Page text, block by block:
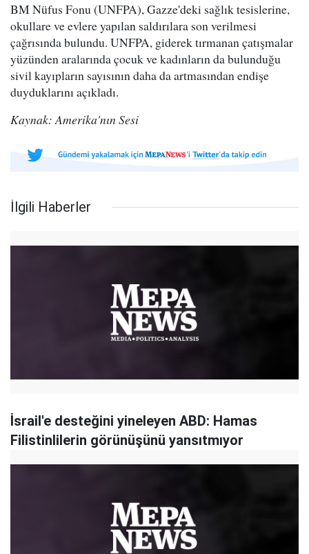
BM Nüfus Fonu (UNFPA), Gazze'deki sağlık tesislerine,
okullare ve evlere yapılan saldırılara son verilmesi
çağrısında bulundu. UNFPA, giderek tırmanan çatışmalar
yüzünden aralarında çocuk ve kadınların da bulunduğu
sivil kayıpların sayısının daha da artmasından endişe
duyduklarını açıkladı.
Kaynak: Amerika'nın Sesi
İlgili Haberler
İsrail'e desteğini yineleyen ABD: Hamas
Filistinlilerin görünüşünü yansıtmıyor